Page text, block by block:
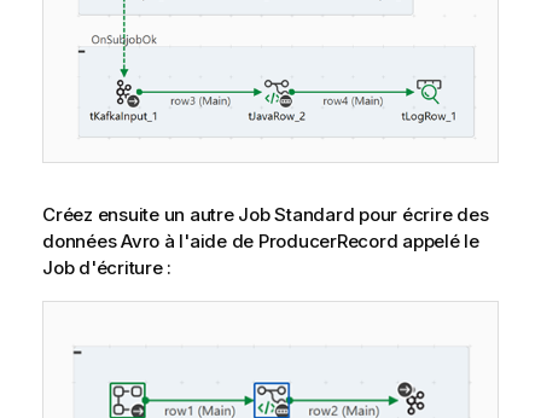
Créez ensuite un autre Job Standard pour écrire des
données Avro à l'aide de ProducerRecord appelé le
Job d'écriture :